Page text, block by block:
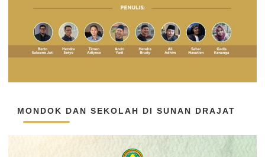
MONDOK DAN SEKOLAH DI SUNAN DRAJAT